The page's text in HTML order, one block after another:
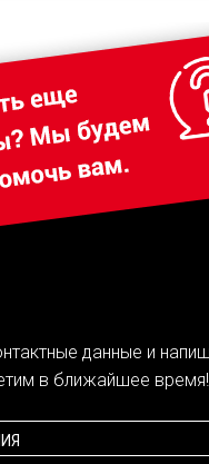
данные и
в ближайшее время!